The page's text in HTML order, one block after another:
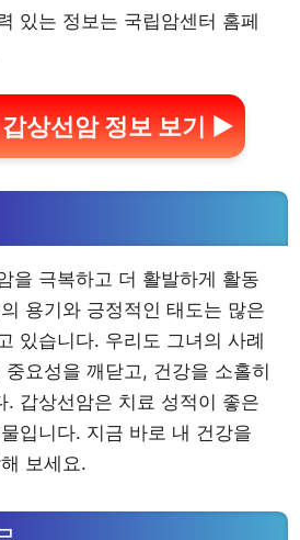
있는 정보는 국립암센터 홈페
상선암 정보 보기 ▶
을 극복하고 더 활발하게 활동
용기와 긍정적인 태도는 많은
있습니다. 우리도 그녀의 사례
요성을 깨닫고, 건강을 소홀히
. 갑상선암은 치료 성적이 좋은
입니다. 지금 바로 내 건강을
보세요.